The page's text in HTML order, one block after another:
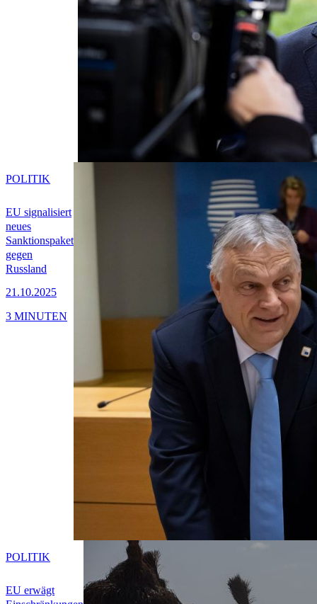
EU signalisiert
neues
Sanktionspaket
gegen
Russland
21.10.2025
POLITIK
3 MINUTEN
EU erwägt
POLITIK